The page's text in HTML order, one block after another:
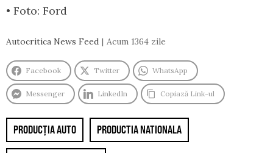
• Foto: Ford
Autocritica News Feed Acum 1364 zile
Facebook Twitter WhatsApp
Messenger LinkedIn Copiază Link-ul
PRODUCȚIA AUTO PRODUCTIA NATIONALA